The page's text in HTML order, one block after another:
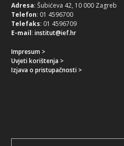
Adresa: Šubićeva 42, 10 000 Zagreb
Telefon: 01 4596700
Telefaks: 01 4596709
E-mail:institut@ief.hr
Impresum >
Uvjeti korištenja >
Izjava o pristupačnosti >